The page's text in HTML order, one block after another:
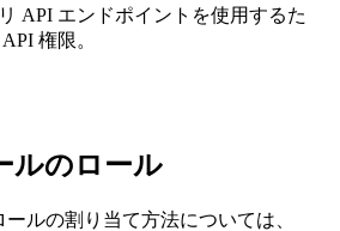
API エンドポイントを使用するた
権限。
ルのロール
ルの割り当て方法については、